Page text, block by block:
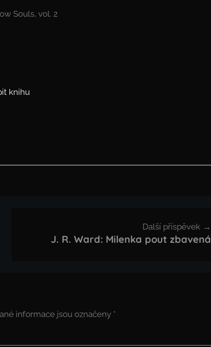
Souls, vol. 2
knihu
Další příspěvek
J. R. Ward: Milenka pout zbavená
informace jsou označeny *